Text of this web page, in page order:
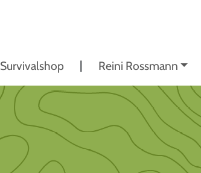
Survivalshop Reini Rossmann